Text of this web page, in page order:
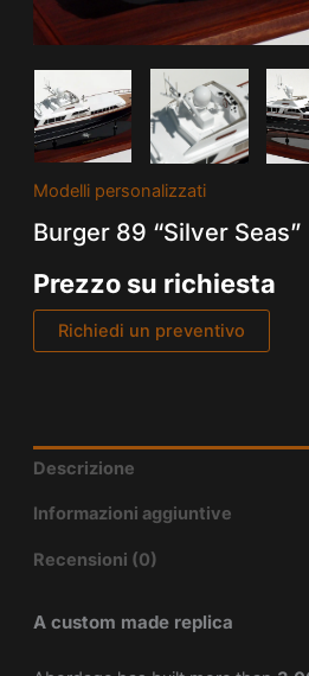
Modelli personalizzati
Burger 89 “Silver Seas”
Prezzo su richiesta
Richiedi un preventivo
Descrizione
Informazioni aggiuntive
Recensioni (0)
A custom made replica